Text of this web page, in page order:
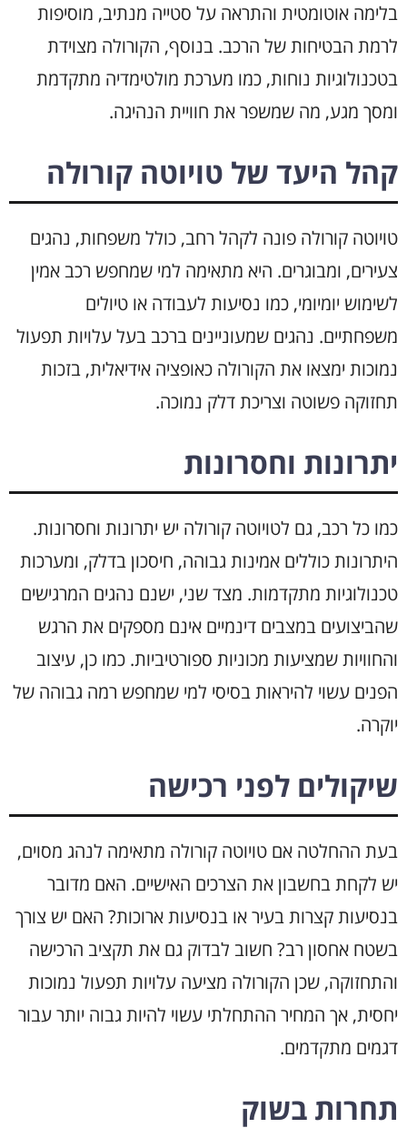
בלימה אוטומטית והתראה על סטייה מנתיב, מוסיפות
לרמת הבטיחות של הרכב. בנוסף, הקורולה מצוידת
בטכנולוגיות נוחות, כמו מערכת מולטימדיה מתקדמת
ומסך מגע, מה שמשפר את חוויית הנהיגה.
קהל היעד של טויוטה קורולה
טויוטה קורולה פונה לקהל רחב, כולל משפחות, נהגים
צעירים, ומבוגרים. היא מתאימה למי שמחפש רכב אמין
לשימוש יומיומי, כמו נסיעות לעבודה או טיולים
משפחתיים. נהגים שמעוניינים ברכב בעל עלויות תפעול
נמוכות ימצאו את הקורולה כאופציה אידיאלית, בזכות
תחזוקה פשוטה וצריכת דלק נמוכה.
יתרונות וחסרונות
כמו כל רכב, גם לטויוטה קורולה יש יתרונות וחסרונות.
היתרונות כוללים אמינות גבוהה, חיסכון בדלק, ומערכות
טכנולוגיות מתקדמות. מצד שני, ישנם נהגים המרגישים
שהביצועים במצבים דינמיים אינם מספקים את הרגש
והחוויות שמציעות מכוניות ספורטיביות. כמו כן, עיצוב
הפנים עשוי להיראות בסיסי למי שמחפש רמה גבוהה של
יוקרה.
שיקולים לפני רכישה
בעת ההחלטה אם טויוטה קורולה מתאימה לנהג מסוים,
יש לקחת בחשבון את הצרכים האישיים. האם מדובר
בנסיעות קצרות בעיר או בנסיעות ארוכות? האם יש צורך
בשטח אחסון רב? חשוב לבדוק גם את תקציב הרכישה
והתחזוקה, שכן הקורולה מציעה עלויות תפעול נמוכות
יחסית, אך המחיר ההתחלתי עשוי להיות גבוה יותר עבור
דגמים מתקדמים.
תחרות בשוק